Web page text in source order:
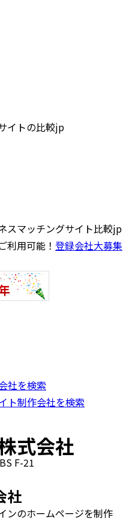
イトの比較jp
スマッチングサイト比較jp
利用可能！ 登録会社大募集
社を検索
ト制作会社を検索
式会社
F-21
社
ンのホームページを制作